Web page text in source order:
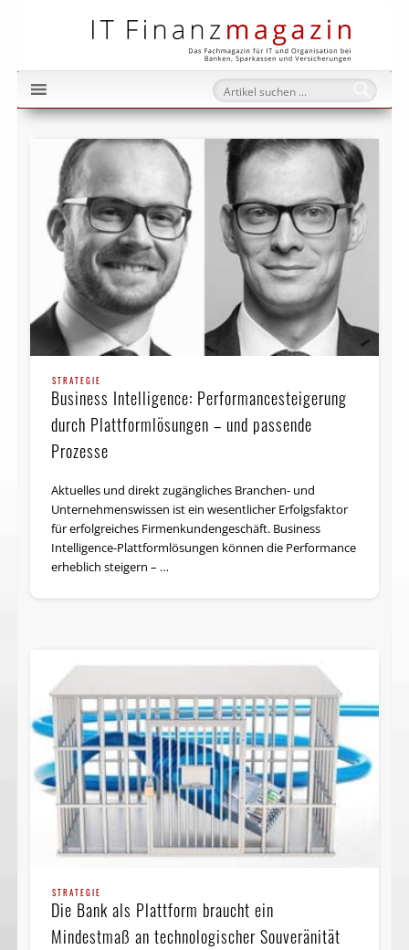
STRATEGIE
Business Intelligence: Performancesteigerung
durch Plattformlösungen – und passende
Prozesse
Aktuelles und direkt zugängliches Branchen- und
Unternehmenswissen ist ein wesentlicher Erfolgsfaktor
für erfolgreiches Firmenkunden­geschäft. Business
Intelligence-Plattformlösungen können die Performance
erheblich steigern – …
STRATEGIE
Die Bank als Plattform braucht ein
Mindestmaß an technologischer Souveränität